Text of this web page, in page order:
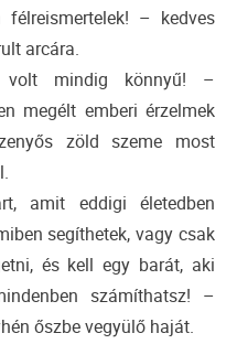
– kedves
arcára.
mindig könnyű! –
megélt emberi érzelmek
zöld szeme most
amit eddigi életedben
segíthetek, vagy csak
és kell egy barát, aki
számíthatsz! –
őszbe vegyülő haját.